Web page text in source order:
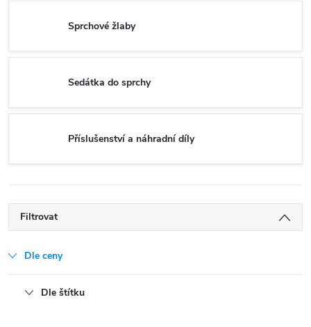
Sprchové žlaby
Sedátka do sprchy
Příslušenství a náhradní díly
Filtrovat
Dle ceny
Dle štítku